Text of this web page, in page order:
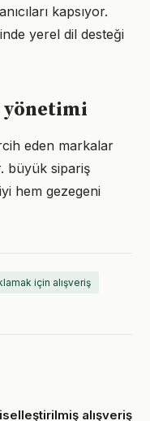
kapsıyor.
yerel dil desteği
yönetimi
eden markalar
büyük sipariş
hem gezegeni
için alışveriş
alışveriş